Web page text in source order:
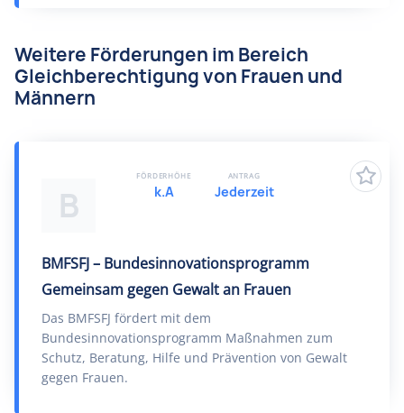
Weitere Förderungen im Bereich
Gleichberechtigung von Frauen und
Männern
B
BMFSFJ – Bundesinnovationsprogramm
Gemeinsam gegen Gewalt an Frauen
Das BMFSFJ fördert mit dem
Bundesinnovationsprogramm Maßnahmen zum
Schutz, Beratung, Hilfe und Prävention von Gewalt
gegen Frauen.
FÖRDERHÖHE
k.A
ANTRAG
Jederzeit